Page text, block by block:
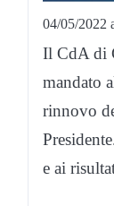
04/05/2022
Il CdA di
mandato
rinnovo
e ai